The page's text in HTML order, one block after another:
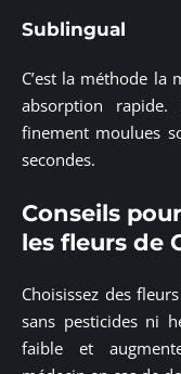
Sublingual
C’est la méthode la
absorption
finement moulues
secondes.
Conseils
les fleurs de
Choisissez des
sans pesticides ni
faible et